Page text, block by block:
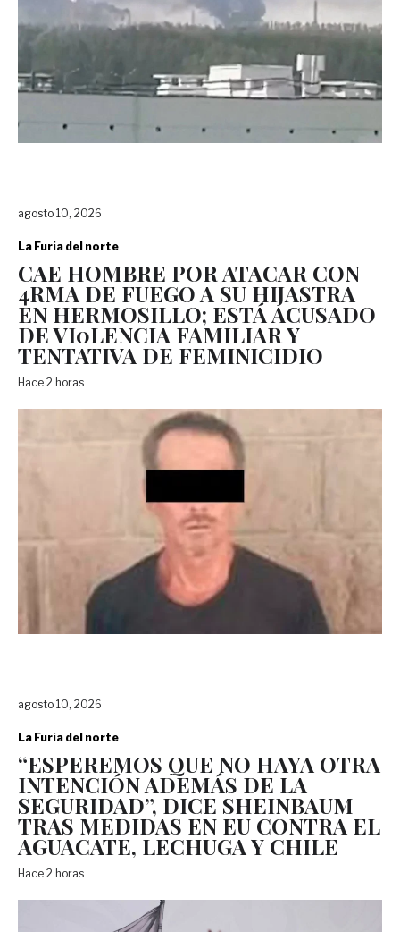
agosto 10, 2026
La Furia del norte
CAE HOMBRE POR ATACAR CON
4RMA DE FUEGO A SU HIJASTRA
EN HERMOSILLO; ESTÁ ACUSADO
DE VI0LENCIA FAMILIAR Y
TENTATIVA DE FEMINICIDIO
Hace 2 horas
agosto 10, 2026
La Furia del norte
“ESPEREMOS QUE NO HAYA OTRA
INTENCIÓN ADEMÁS DE LA
SEGURIDAD”, DICE SHEINBAUM
TRAS MEDIDAS EN EU CONTRA EL
AGUACATE, LECHUGA Y CHILE
Hace 2 horas